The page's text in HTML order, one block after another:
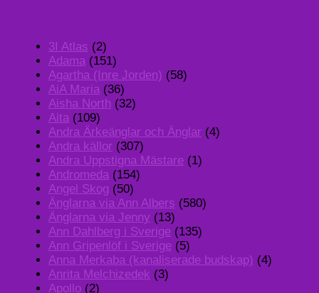
3I Atlas (2)
Adama (151)
Agartha (Inre Jorden) (58)
AiA Maria (36)
Aisha North (32)
Aita (109)
Andra Ärkeänglar och Änglar (4)
Andra källor (307)
Andra Uppstigna Mästare (1)
Andromeda (154)
Angel Skog (50)
Änglarna via Ann Albers (580)
Änglarna via Jenny (13)
Ann Dahlberg i Sverige (135)
Ann Gripenlöf i Sverige (5)
Anna Merkaba (kanaliserade budskap) (4)
Anrita Melchizedek (3)
Apollo (2)